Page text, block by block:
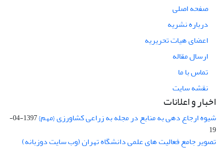
صفحه اصلی
درباره نشریه
اعضای هیات تحریریه
ارسال مقاله
تماس با ما
نقشه سایت
اخبار و اعلانات
شیوه ارجاع دهی به منابع در مجله به زراعی کشاورزی {مهم}
1397-04-
19
تصویر جامع فعالیت های علمی دانشگاه تهران (وب سایت دوزبانه)